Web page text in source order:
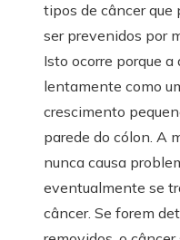
tipos de câncer que
ser prevenidos por
Isto ocorre porque
lentamente como
crescimento
parede do cólon. A
nunca causa
eventualmente se
câncer. Se forem